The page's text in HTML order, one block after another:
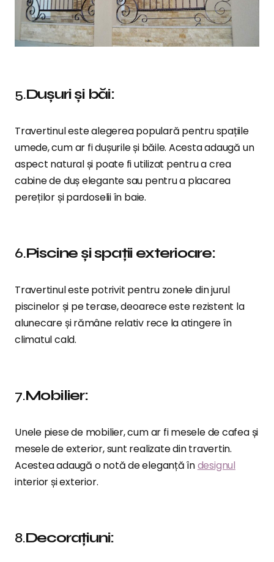
5.Dușuri și băi:
Travertinul este alegerea populară pentru spațiile
umede, cum ar fi dușurile și băile. Acesta adaugă un
aspect natural și poate fi utilizat pentru a crea
cabine de duș elegante sau pentru a placarea
pereților și pardoselii în baie.
6.Piscine și spații exterioare:
Travertinul este potrivit pentru zonele din jurul
piscinelor și pe terase, deoarece este rezistent la
alunecare și rămâne relativ rece la atingere în
climatul cald.
7.Mobilier:
Unele piese de mobilier, cum ar fi mesele de cafea și
mesele de exterior, sunt realizate din travertin.
Acestea adaugă o notă de eleganță îndesignul
interior și exterior.
8.Decorațiuni: